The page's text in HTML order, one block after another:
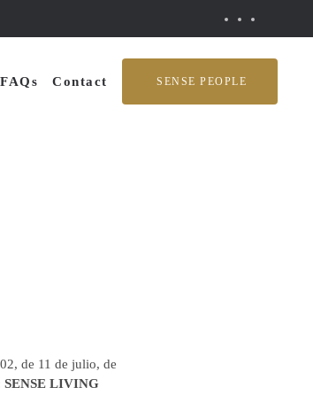
FAQs Contact SENSE PEOPLE
de 11 de julio, de
SENSE LIVING